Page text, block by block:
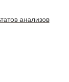
анализов